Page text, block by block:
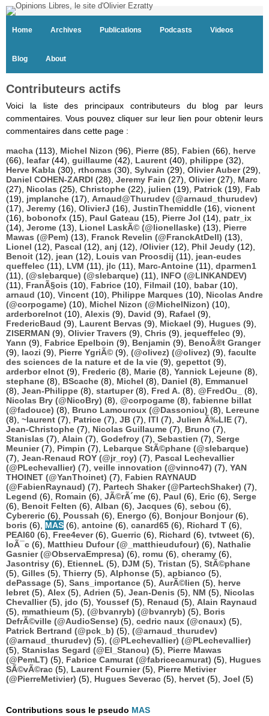
Home Archives Publications Podcasts Videos
Blog About
Contributeurs actifs
Voici la liste des principaux contributeurs du blog par leurs
commentaires. Vous pouvez cliquer sur leur lien pour obtenir leurs
commentaires dans cette page :
macha (113), Michel Nizon (96), Pierre (85), Fabien (66), herve
(66), leafar(44), guillaume (42), Laurent (40), philippe (32),
Herve Kabla (30), rthomas (30), Sylvain (29), Olivier Auber(29),
Daniel COHEN-ZARDI (28), Jeremy Fain (27), Olivier(27), Marc
(27), Nicolas (25), Christophe (22), julien (19), Patrick (19), Fab
(19), jmplanche (17), Arnaud@Thurudev (@arnaud_thurudev)
(17), Jeremy (16), OlivierJ (16), JustinThemiddle (16), vicnent
(16), bobonofx (15), Paul Gateau (15), Pierre Jol (14), patr_ix
(14), Jerome (13), Lionel LaskÃ© (@lionellaske) (13), Pierre
Mawas (@Pem) (13), Franck Revelin (@FranckAtDell) (13),
Lionel (12), Pascal (12), anj (12), /Olivier(12), Phil Jeudy (12),
Benoit (12), jean (12), Louis van Proosdij (11), jean-eudes
queffelec (11), LVM (11), jlc (11), Marc-Antoine (11), dparmen1
(11), (@slebarque) (@slebarque) (11), INFO (@LINKANDEV)
(11), FranÃ§ois (10), Fabrice (10), Filmail (10), babar(10),
arnaud (10), Vincent (10), Philippe Marques (10), Nicolas Andre
(@corpogame) (10), Michel Nizon (@MichelNizon) (10),
arderborelnot (10), Alexis (9), David (9), Rafael (9),
FredericBaud (9), Laurent Bervas (9), Mickael (9), Hugues (9),
ZISERMAN (9), Olivier Travers (9), Chris (9), jequeffelec (9),
Yann (9), Fabrice Epelboin (9), Benjamin (9), BenoÃ®t Granger
(9), laozi (9), Pierre YgriÃ© (9), (@olivez) (@olivez) (9), faculte
des sciences de la nature et de la vie (9), gepettot (9),
arderbor elnot (9), Frederic (8), Marie (8), Yannick Lejeune (8),
stephane (8), BScache (8), Michel (8), Daniel (8), Emmanuel
(8), Jean-Philippe (8), startuper(8), Fred A. (8), @FredOu_
(8),
Nicolas Bry (@NicoBry) (8), @corpogame (8), fabienne billat
(@fadouce) (8), Bruno Lamouroux (@Dassoniou) (8), Lereune
(8), ~laurent (7), Patrice (7), JB (7), ITI (7), Julien Ã‰LIE (7),
Jean-Christophe (7), Nicolas Guillaume (7), Bruno (7),
Stanislas (7), Alain (7), Godefroy (7), Sebastien (7), Serge
Meunier(7), Pimpin (7), Lebarque StÃ©phane (@slebarque)
(7), Jean-Renaud ROY (@jr_roy) (7), Pascal Lechevallier
(@PLechevallier) (7), veille innovation (@vinno47) (7), YAN
THOINET (@YanThoinet) (7), Fabien RAYNAUD
(@FabienRaynaud) (7), Partech Shaker (@PartechShaker) (7),
Legend (6), Romain (6), JÃ©rÃ´me (6), Paul (6), Eric (6), Serge
(6), Benoit Felten (6), Alban (6), Jacques (6), sebou (6),
Cybereric (6), Poussah (6), Energo (6), Bonjour Bonjour(6),
boris (6), MAS (6), antoine (6), canard65 (6), Richard T (6),
PEAI60 (6), Free4ever(6), Guerric (6), Richard (6), tvtweet (6),
loÃ¯c (6), Matthieu Dufour (@_matthieudufour) (6), Nathalie
Gasnier (@ObservaEmpresa) (6), romu (6), cheramy (6),
Jasontrisy (6), EtienneL (5), DJM (5), Tristan (5), StÃ©phane
(5), Gilles (5), Thierry (5), Alphonse (5), apbianco (5),
dePassage (5), Sans_importance (5), AurÃ©lien (5), herve
lebret (5), Alex (5), Adrien (5), Jean-Denis (5), NM (5), Nicolas
Chevallier(5), jdo (5), Youssef (5), Renaud (5), Alain Raynaud
(5), mmathieum (5), (@bvanryb) (@bvanryb) (5), Boris
DefrÃ©ville (@AudioSense) (5), cedric naux (@cnaux) (5),
Patrick Bertrand (@pck_b) (5), (@arnaud_thurudev)
(@arnaud_thurudev) (5), (@PLechevallier) (@PLechevallier)
(5), Stanislas Segard (@El_Stanou) (5), Pierre Mawas
(@PemLT) (5), Fabrice Camurat (@fabricecamurat) (5), Hugues
SÃ©vÃ©rac (5), Laurent Fournier(5), Pierre Metivier
(@PierreMetivier) (5), Hugues Severac (5), hervet (5), Joel (5)
Contributions sous le pseudo MAS